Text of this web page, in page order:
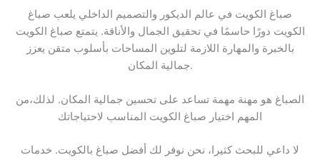
صباغ الكويت في عالم الديكور والتصميم الداخلي يلعب صباغ
الكويت دورًا حاسمًا في تحقيق الجمال والأناقة. يتمتع صباغ الكويت
بالخبرة والمهارة اللازمة لتلوين المساحات بأسلوب متقن يعزز
جمالية المكان.
الصباغ هو مهنة مهمة تساعد على تحسين جمالية المكان. لذلك،من
المهم اختيار صباغ الكويت المناسب لاحتياجاتك
لا داعي للبحث كثيرا، نحن نوفر لك أفضل صباغ بالكويت. خدمات